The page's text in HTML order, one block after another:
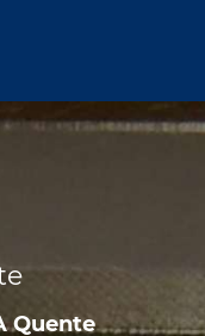
Quente